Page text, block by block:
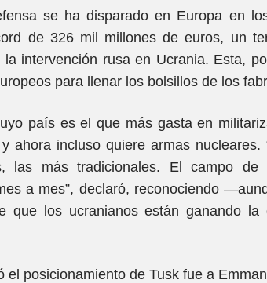
se ha disparado en Europa en
de 326 mil millones de euros, un
la intervención rusa en Ucrania. Esta,
para llenar los bolsillos de los
país es el que más gasta en
ahora incluso quiere armas nucleares.
las más tradicionales. El campo
a mes”, declaró, reconociendo
que los ucranianos están ganando
el posicionamiento de Tusk fue a